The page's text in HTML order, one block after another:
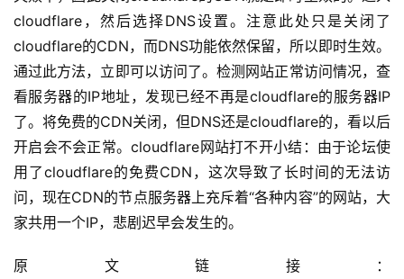
cloudflare，然后选择DNS设置。注意此处只是关闭了
cloudflare的CDN，而DNS功能依然保留，所以即时生效。
通过此方法，立即可以访问了。检测网站正常访问情况，查
看服务器的IP地址，发现已经不再是cloudflare的服务器IP
了。将免费的CDN关闭，但DNS还是cloudflare的，看以后
开启会不会正常。cloudflare网站打不开小结：由于论坛使
用了cloudflare的免费CDN，这次导致了长时间的无法访
问，现在CDN的节点服务器上充斥着“各种内容”的网站，大
家共用一个IP，悲剧迟早会发生的。
原文链接：